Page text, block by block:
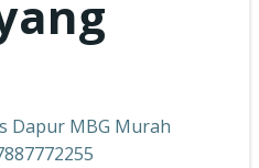
Dapur MBG Murah